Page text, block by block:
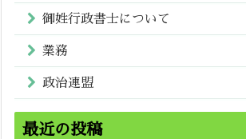
御姓行政書士について
業務
政治連盟
最近の投稿